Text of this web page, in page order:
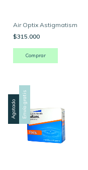
Air Optix Astigmatism
$315.000
Agotado Envío gratis